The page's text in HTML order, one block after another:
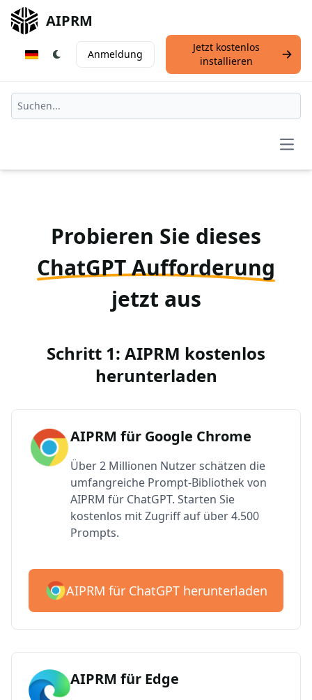
AIPRM
Anmeldung
Jetzt kostenlos
installieren
Probieren Sie dieses
ChatGPT Aufforderung
jetzt aus
Schritt 1: AIPRM kostenlos
herunterladen
AIPRM für Google Chrome
Über 2 Millionen Nutzer schätzen die
umfangreiche Prompt-Bibliothek von
AIPRM für ChatGPT. Starten Sie
kostenlos mit Zugriff auf über 4.500
Prompts.
AIPRM für ChatGPT herunterladen
AIPRM für Edge